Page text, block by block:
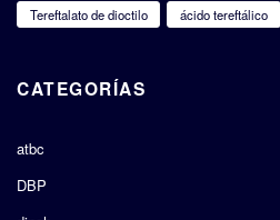
Tereftalato de dioctilo
ácido tereftálico
CATEGORÍAS
atbc
DBP